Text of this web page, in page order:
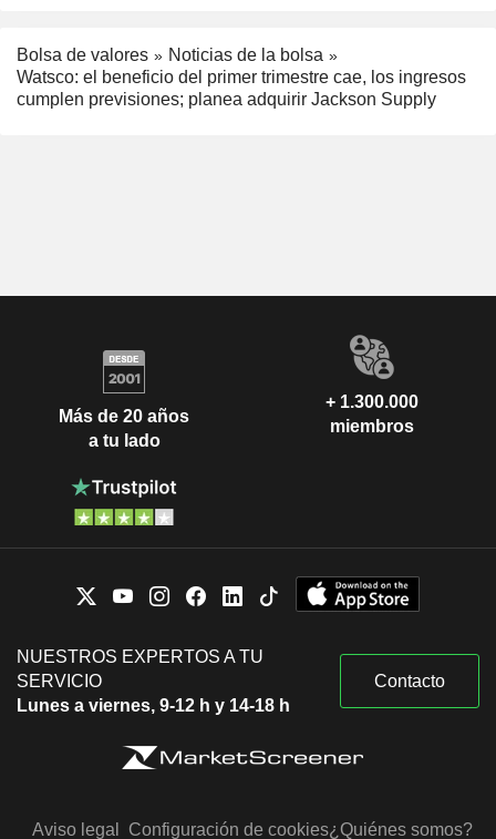
Bolsa de valores
Noticias de la bolsa
Watsco: el beneficio del primer trimestre cae, los ingresos
cumplen previsiones; planea adquirir Jackson Supply
Más de 20 años
a tu lado
+ 1.300.000
miembros
NUESTROS EXPERTOS A TU
SERVICIO
Lunes a viernes, 9-12 h y 14-18 h
Contacto
Aviso legal Configuración de cookies¿Quiénes somos?